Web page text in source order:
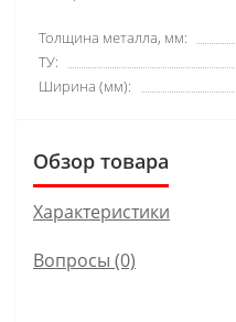
Толщина металла, мм:
ТУ:
Ширина (мм):
Обзор товара
Характеристики
Вопросы (0)